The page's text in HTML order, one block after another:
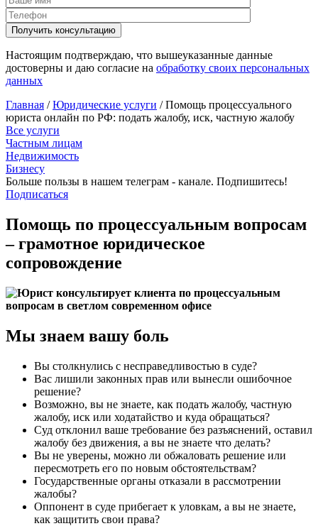
Настоящим подтверждаю, что вышеуказанные данные
достоверны и даю согласие на обработку своих персональных
данных
Главная /Юридические услуги /Помощь процессуального
юриста онлайн по РФ: подать жалобу, иск, частную жалобу
Все услуги
Частным лицам
Недвижимость
Бизнесу
Больше пользы в нашем телеграм - канале. Подпишитесь!
Подписаться
Помощь по процессуальным вопросам
– грамотное юридическое
сопровождение
Мы знаем вашу боль
Вы столкнулись с несправедливостью в суде?
Вас лишили законных прав или вынесли ошибочное
решение?
Возможно, вы не знаете, как подать жалобу, частную
жалобу, иск или ходатайство и куда обращаться?
Суд отклонил ваше требование без разъяснений, оставил
жалобу без движения, а вы не знаете что делать?
Вы не уверены, можно ли обжаловать решение или
пересмотреть его по новым обстоятельствам?
Государственные органы отказали в рассмотрении
жалобы?
Оппонент в суде прибегает к уловкам, а вы не знаете,
как защитить свои права?